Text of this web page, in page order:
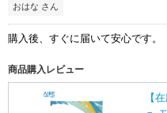
おはな さん
購入後、すぐに届いて安心です。
商品購入レビュー
【